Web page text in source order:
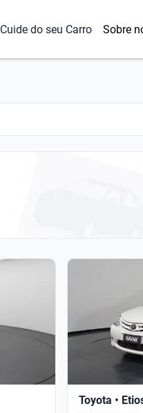
Cuide do seu Carro Sobre
Toyota •